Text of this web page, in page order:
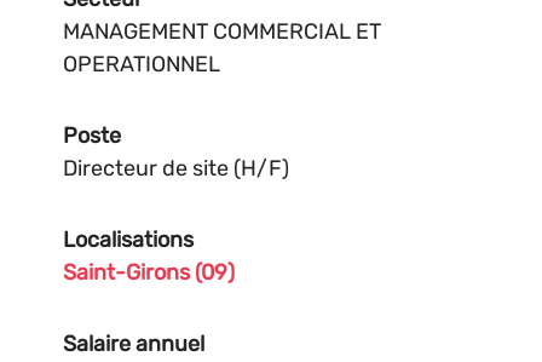
MANAGEMENT COMMERCIAL ET
OPERATIONNEL
Poste
Directeur de site (H/F)
Localisations
Saint-Girons (09)
Salaire annuel